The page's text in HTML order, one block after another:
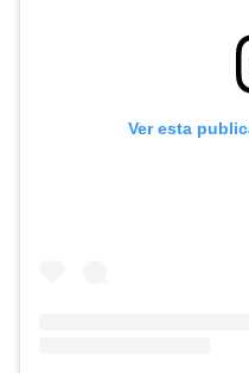
Ver esta